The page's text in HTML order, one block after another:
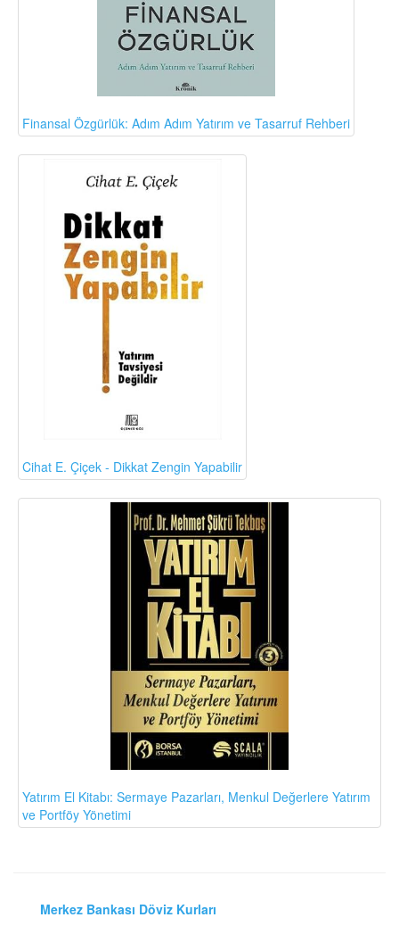
Finansal Özgürlük: Adım Adım Yatırım ve Tasarruf Rehberi
Cihat E. Çiçek - Dikkat Zengin Yapabilir
Yatırım El Kitabı: Sermaye Pazarları, Menkul Değerlere Yatırım
ve Portföy Yönetimi
Merkez Bankası Döviz Kurları